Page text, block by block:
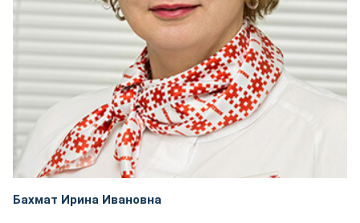
Бахмат Ирина Ивановна